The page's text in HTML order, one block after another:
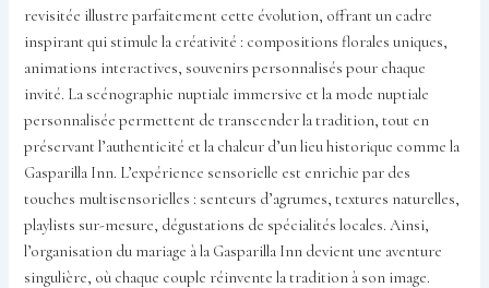
revisitée illustre parfaitement cette évolution, offrant un cadre
inspirant qui stimule la créativité : compositions florales uniques,
animations interactives, souvenirs personnalisés pour chaque
invité. La scénographie nuptiale immersive et la mode nuptiale
personnalisée permettent de transcender la tradition, tout en
préservant l’authenticité et la chaleur d’un lieu historique comme la
Gasparilla Inn. L’expérience sensorielle est enrichie par des
touches multisensorielles : senteurs d’agrumes, textures naturelles,
playlists sur-mesure, dégustations de spécialités locales. Ainsi,
l’organisation du mariage à la Gasparilla Inn devient une aventure
singulière, où chaque couple réinvente la tradition à son image.